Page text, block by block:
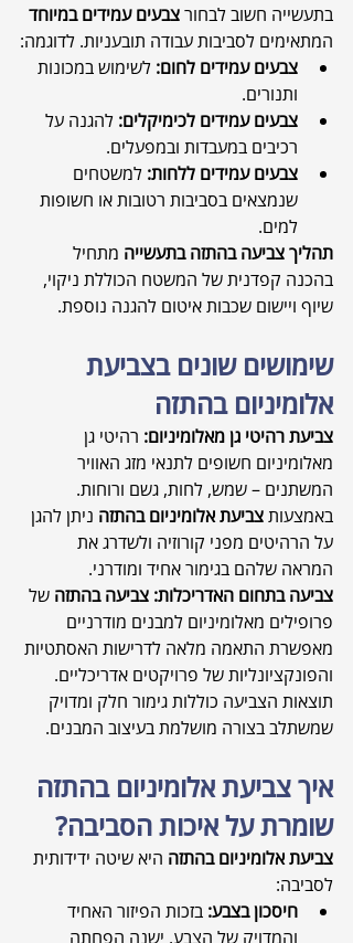
בתעשייה חשוב לבחור צבעים עמידים במיוחד
המתאימים לסביבות עבודה תובעניות. לדוגמה:
צבעים עמידים לחום: לשימוש במכונות
ותנורים.
צבעים עמידים לכימיקלים: להגנה על
רכיבים במעבדות ובמפעלים.
צבעים עמידים ללחות: למשטחים
שנמצאים בסביבות רטובות או חשופות
למים.
תהליך צביעה בהתזה בתעשייה מתחיל
בהכנה קפדנית של המשטח הכוללת ניקוי,
שיוף ויישום שכבות איטום להגנה נוספת.
שימושים שונים בצביעת
אלומיניום בהתזה
צביעת רהיטי גן מאלומיניום: רהיטי גן
מאלומיניום חשופים לתנאי מזג האוויר
המשתנים – שמש, לחות, גשם ורוחות.
באמצעות צביעת אלומיניום בהתזה ניתן להגן
על הרהיטים מפני קורוזיה ולשדרג את
המראה שלהם בגימור אחיד ומודרני.
צביעה בתחום האדריכלות: צביעה בהתזה של
פרופילים מאלומיניום למבנים מודרניים
מאפשרת התאמה מלאה לדרישות האסתטיות
והפונקציונליות של פרויקטים אדריכליים.
תוצאות הצביעה כוללות גימור חלק ומדויק
שמשתלב בצורה מושלמת בעיצוב המבנים.
איך צביעת אלומיניום בהתזה
שומרת על איכות הסביבה?
צביעת אלומיניום בהתזה היא שיטה ידידותית
לסביבה:
חיסכון בצבע: בזכות הפיזור האחיד
והמדויק של הצבע, ישנה הפחתה